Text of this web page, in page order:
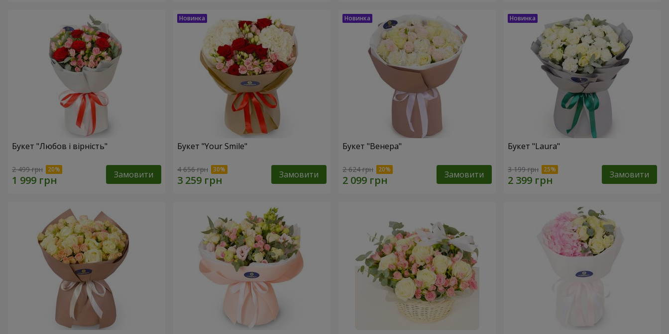
Букет "Любов і вірність"
2 499 грн Замовити
Букет "Your Smile"
4 656 грн Замовити
Букет "Венера"
2 624 грн Замовити
Букет "Laura"
3 199 грн Замовити